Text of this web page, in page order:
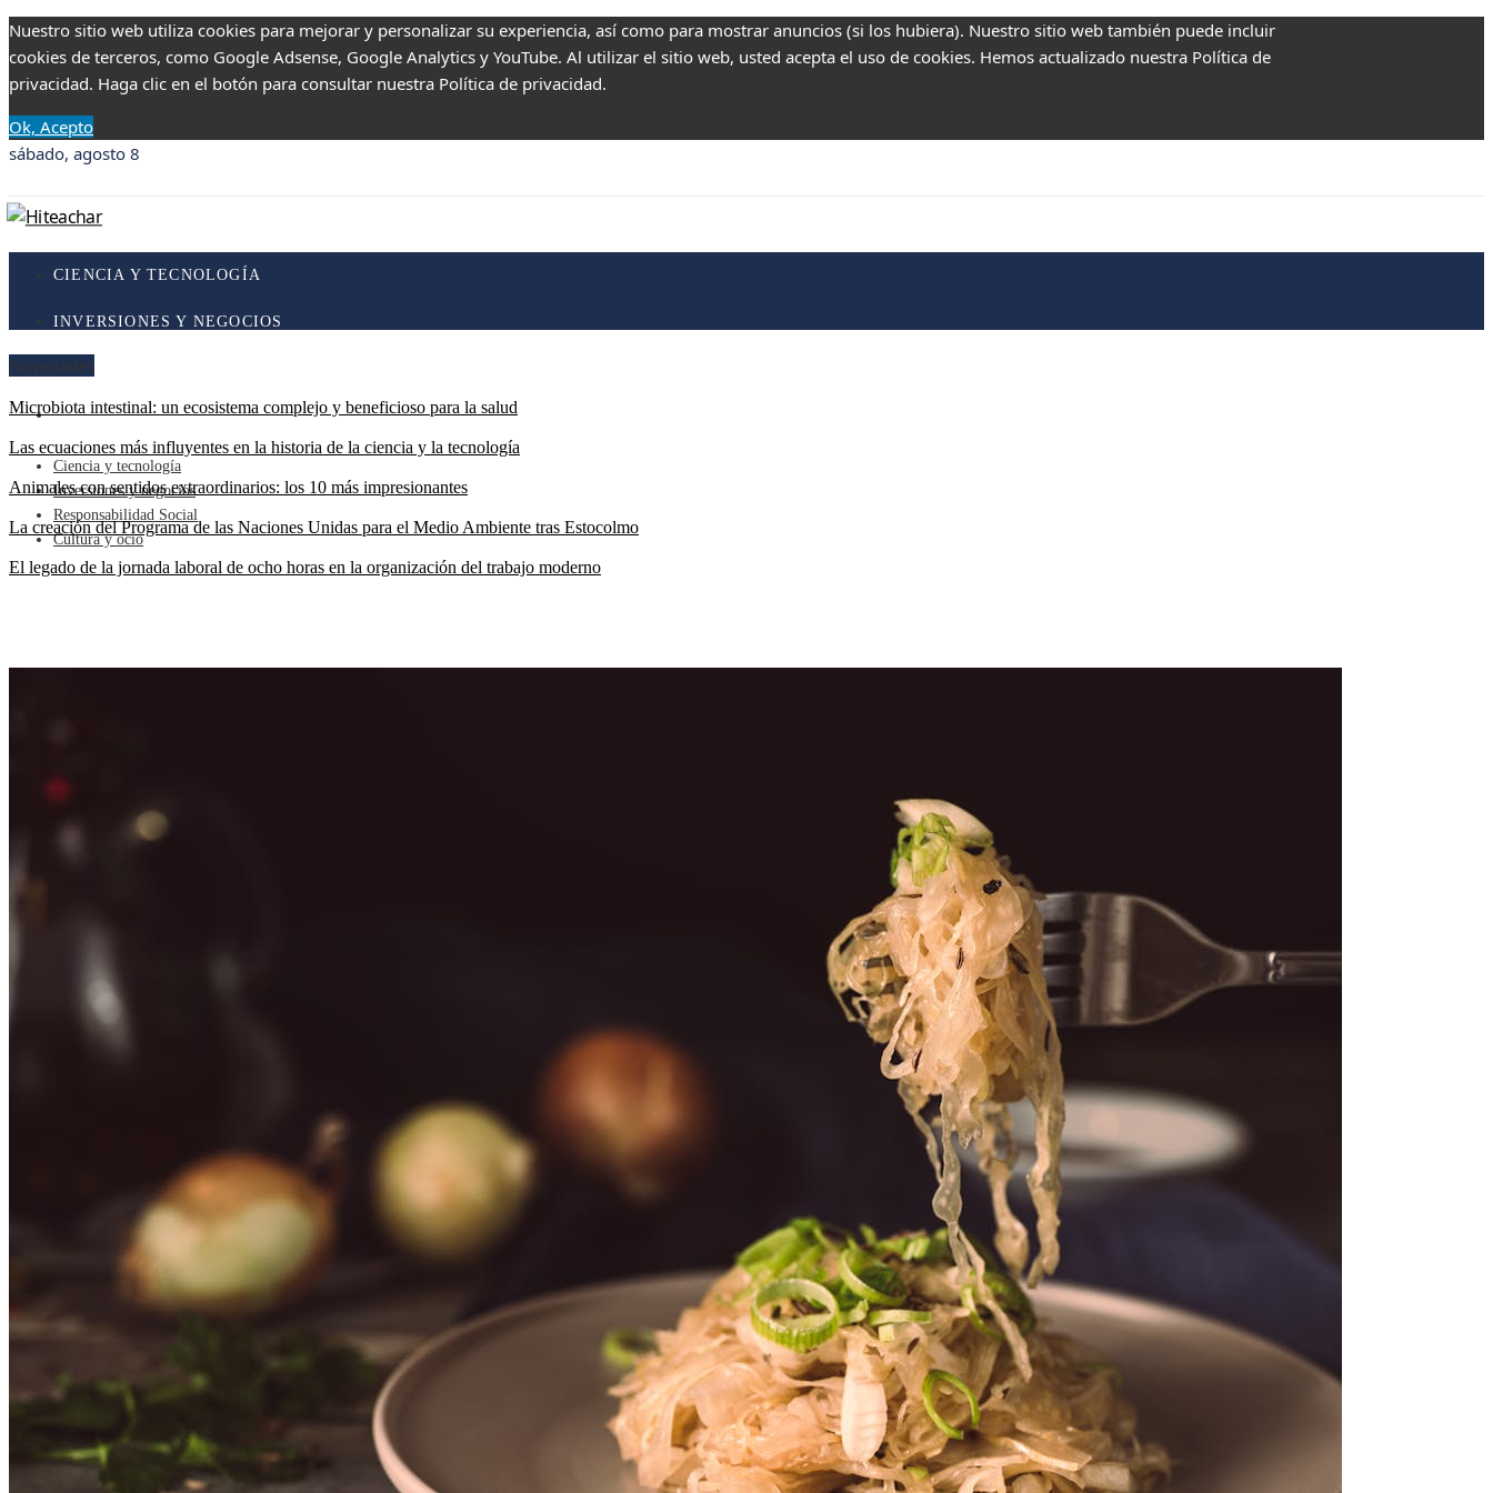
Nuestro sitio web utiliza cookies para mejorar y personalizar su experiencia, así como para mostrar anuncios (si los hubiera). Nuestro sitio web también puede incluir
cookies de terceros, como Google Adsense, Google Analytics y YouTube. Al utilizar el sitio web, usted acepta el uso de cookies. Hemos actualizado nuestra Política de
privacidad. Haga clic en el botón para consultar nuestra Política de privacidad.
Ok, Acepto
sábado, agosto 8
CIENCIA Y TECNOLOGÍA
INVERSIONES Y NEGOCIOS
RESPONSABILIDAD SOCIAL
CULTURA Y OCIO
Ciencia y tecnología
Inversiones y negocios
Responsabilidad Social
Cultura y ocio
Novedades
Microbiota intestinal: un ecosistema complejo y beneficioso para la salud
Las ecuaciones más influyentes en la historia de la ciencia y la tecnología
Animales con sentidos extraordinarios: los 10 más impresionantes
La creación del Programa de las Naciones Unidas para el Medio Ambiente tras Estocolmo
El legado de la jornada laboral de ocho horas en la organización del trabajo moderno